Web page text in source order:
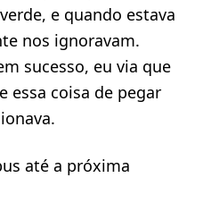
e quando estava
nos ignoravam.
sucesso, eu via que
essa coisa de pegar
até a próxima